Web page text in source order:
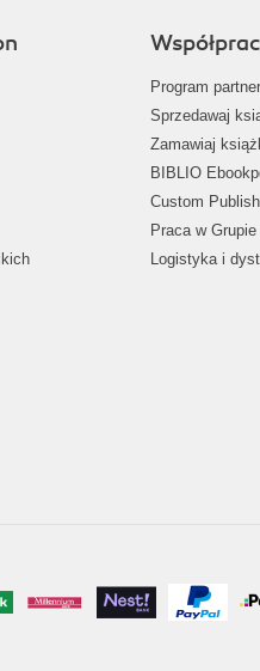
Program
Sprzedawaj
Zamawiaj
BIBLIO
Custom
Praca w
Logistyka i